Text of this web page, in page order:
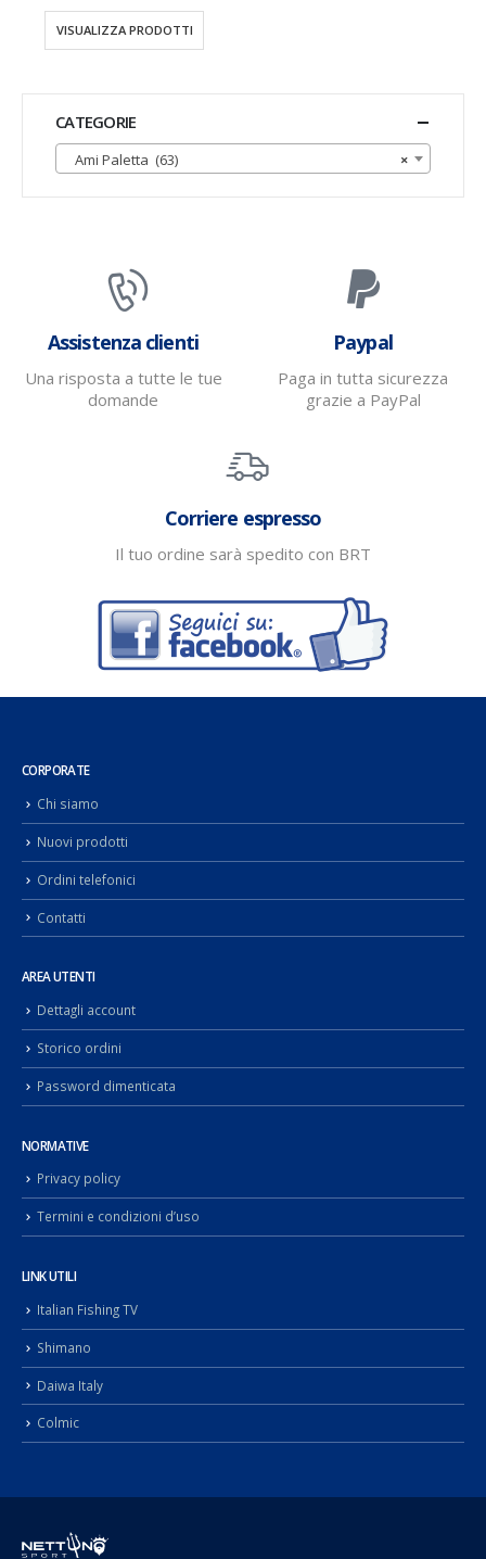
VISUALIZZA PRODOTTI
CATEGORIE
×
Ami Paletta (63)
Assistenza clienti
Una risposta a tutte le tue
domande
Paypal
Paga in tutta sicurezza
grazie a PayPal
Corriere espresso
Il tuo ordine sarà spedito con BRT
CORPORATE
Chi siamo
Nuovi prodotti
Ordini telefonici
Contatti
AREA UTENTI
Dettagli account
Storico ordini
Password dimenticata
NORMATIVE
Privacy policy
Termini e condizioni d’uso
LINK UTILI
Italian Fishing TV
Shimano
Daiwa Italy
Colmic